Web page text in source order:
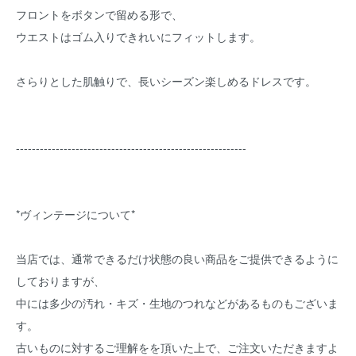
フロントをボタンで留める形で、
ウエストはゴム入りできれいにフィットします。
さらりとした肌触りで、長いシーズン楽しめるドレスです。
----------------------------------------------------------
*ヴィンテージについて*
当店では、通常できるだけ状態の良い商品をご提供できるように
しておりますが、
中には多少の汚れ・キズ・生地のつれなどがあるものもございま
す。
古いものに対するご理解をを頂いた上で、ご注文いただきますよ